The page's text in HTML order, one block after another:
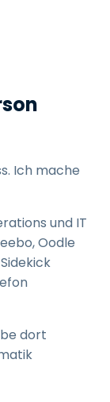
Ich mache
und IT
Oodle
dort